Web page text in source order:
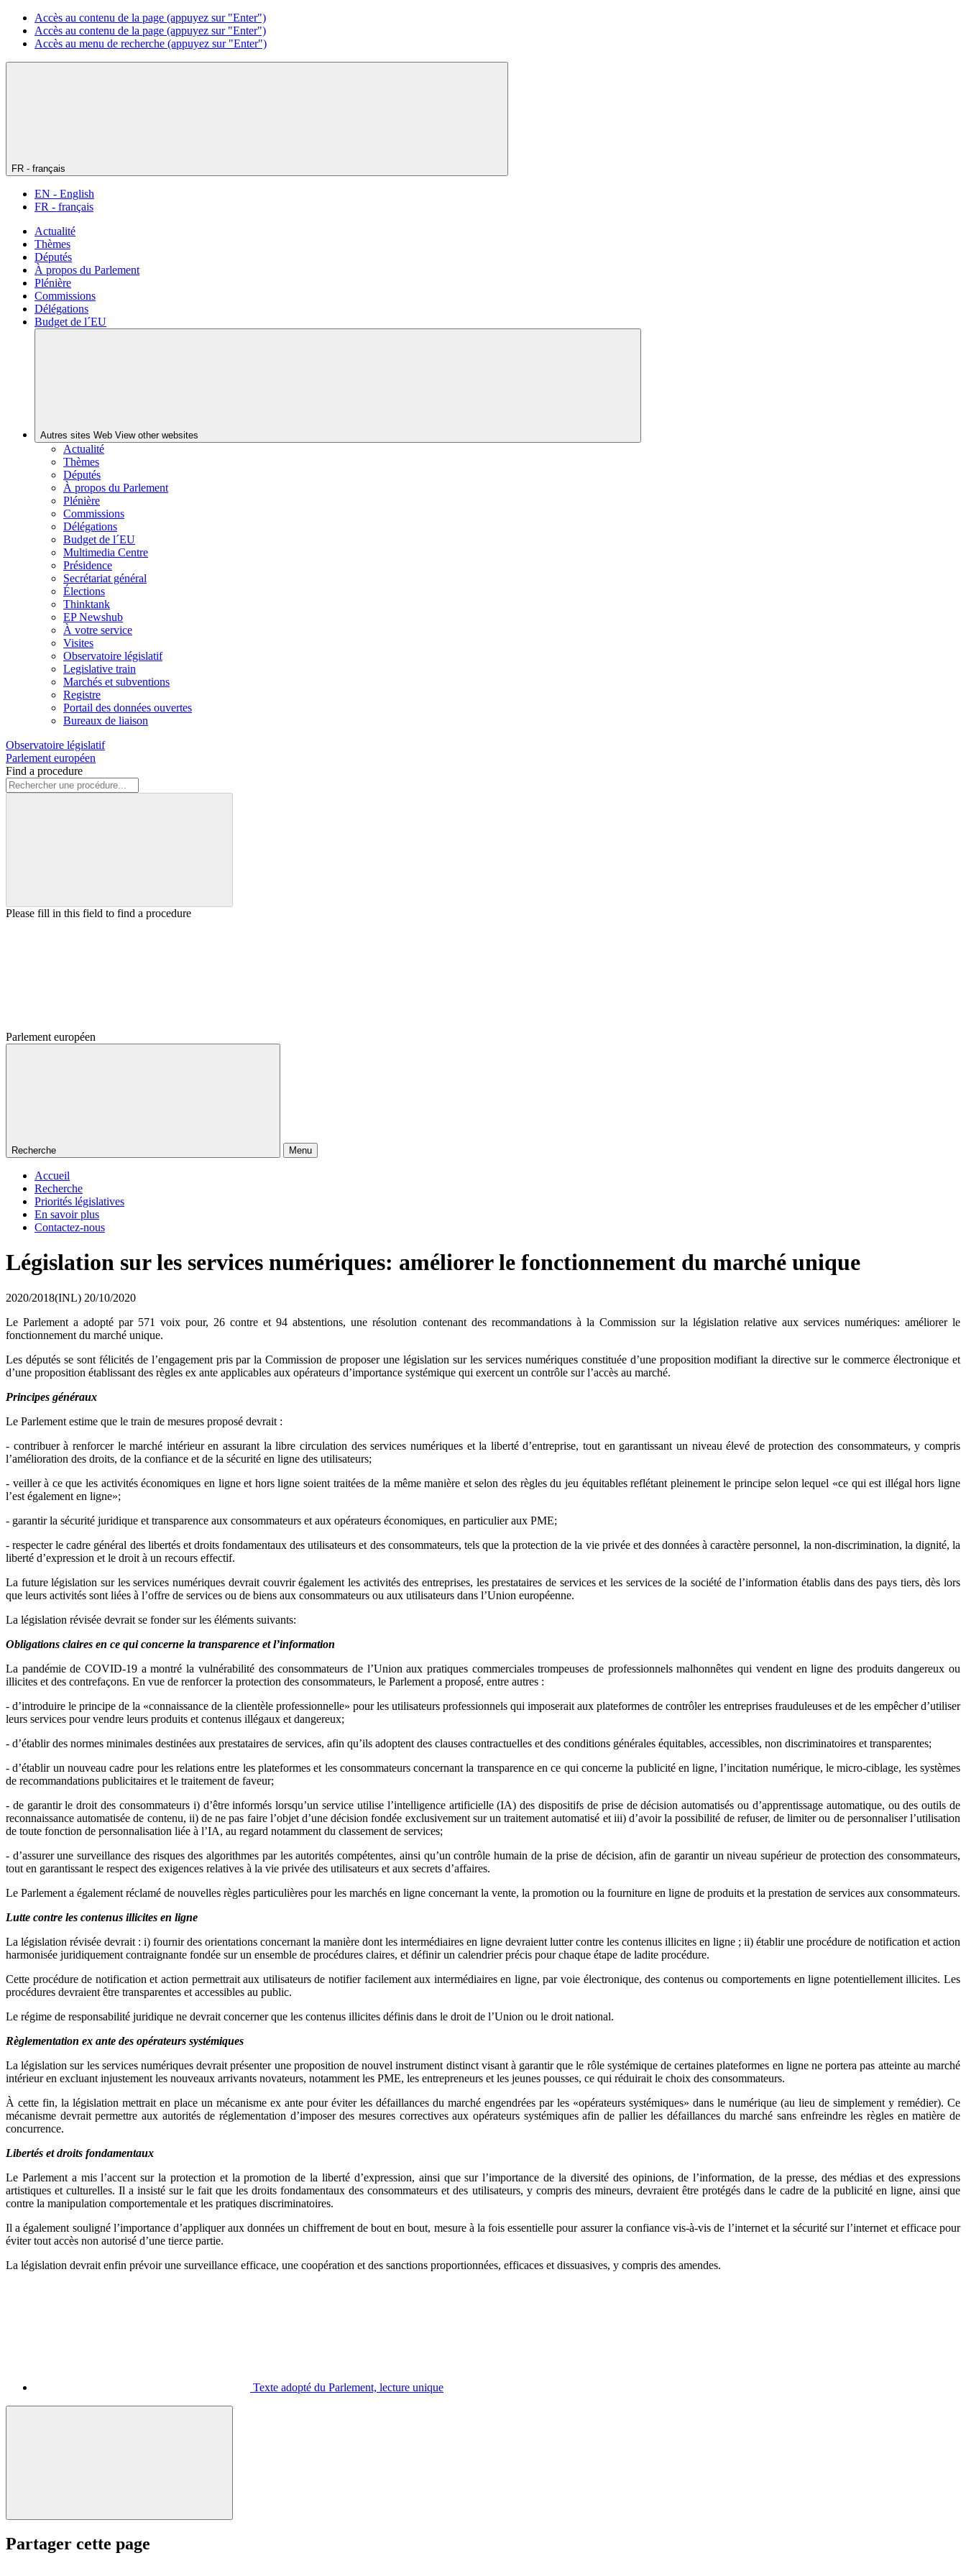
Accès au contenu de la page (appuyez sur "Enter")
Accès au contenu de la page (appuyez sur "Enter")
Accès au menu de recherche (appuyez sur "Enter")
FR - français
EN - English
FR - français
Actualité
Thèmes
Députés
À propos du Parlement
Plénière
Commissions
Délégations
Budget de l´EU
Autres sites Web View other websites
Actualité
Thèmes
Députés
À propos du Parlement
Plénière
Commissions
Délégations
Budget de l´EU
Multimedia Centre
Présidence
Secrétariat général
Élections
Thinktank
EP Newshub
À votre service
Visites
Observatoire législatif
Legislative train
Marchés et subventions
Registre
Portail des données ouvertes
Bureaux de liaison
Observatoire législatif
Parlement européen
Find a procedure
Please fill in this field to find a procedure
Parlement européen
Recherche Menu
Accueil
Recherche
Priorités législatives
En savoir plus
Contactez-nous
Législation sur les services numériques: améliorer le fonctionnement du marché unique
2020/2018(INL) 20/10/2020
Le Parlement a adopté par 571 voix pour, 26 contre et 94 abstentions, une résolution contenant des recommandations à la Commission sur la législation relative aux services numériques: améliorer le
fonctionnement du marché unique.
Les députés se sont félicités de l’engagement pris par la Commission de proposer une législation sur les services numériques constituée d’une proposition modifiant la directive sur le commerce électronique et
d’une proposition établissant des règles ex ante applicables aux opérateurs d’importance systémique qui exercent un contrôle sur l’accès au marché.
Principes généraux
Le Parlement estime que le train de mesures proposé devrait :
- contribuer à renforcer le marché intérieur en assurant la libre circulation des services numériques et la liberté d’entreprise, tout en garantissant un niveau élevé de protection des consommateurs, y compris
l’amélioration des droits, de la confiance et de la sécurité en ligne des utilisateurs;
- veiller à ce que les activités économiques en ligne et hors ligne soient traitées de la même manière et selon des règles du jeu équitables reflétant pleinement le principe selon lequel «ce qui est illégal hors ligne
l’est également en ligne»;
- garantir la sécurité juridique et transparence aux consommateurs et aux opérateurs économiques, en particulier aux PME;
- respecter le cadre général des libertés et droits fondamentaux des utilisateurs et des consommateurs, tels que la protection de la vie privée et des données à caractère personnel, la non-discrimination, la dignité, la
liberté d’expression et le droit à un recours effectif.
La future législation sur les services numériques devrait couvrir également les activités des entreprises, les prestataires de services et les services de la société de l’information établis dans des pays tiers, dès lors
que leurs activités sont liées à l’offre de services ou de biens aux consommateurs ou aux utilisateurs dans l’Union européenne.
La législation révisée devrait se fonder sur les éléments suivants:
Obligations claires en ce qui concerne la transparence et l’information
La pandémie de COVID-19 a montré la vulnérabilité des consommateurs de l’Union aux pratiques commerciales trompeuses de professionnels malhonnêtes qui vendent en ligne des produits dangereux ou
illicites et des contrefaçons. En vue de renforcer la protection des consommateurs, le Parlement a proposé, entre autres :
- d’introduire le principe de la «connaissance de la clientèle professionnelle» pour les utilisateurs professionnels qui imposerait aux plateformes de contrôler les entreprises frauduleuses et de les empêcher d’utiliser
leurs services pour vendre leurs produits et contenus illégaux et dangereux;
- d’établir des normes minimales destinées aux prestataires de services, afin qu’ils adoptent des clauses contractuelles et des conditions générales équitables, accessibles, non discriminatoires et transparentes;
- d’établir un nouveau cadre pour les relations entre les plateformes et les consommateurs concernant la transparence en ce qui concerne la publicité en ligne, l’incitation numérique, le micro-ciblage, les systèmes
de recommandations publicitaires et le traitement de faveur;
- de garantir le droit des consommateurs i) d’être informés lorsqu’un service utilise l’intelligence artificielle (IA) des dispositifs de prise de décision automatisés ou d’apprentissage automatique, ou des outils de
reconnaissance automatisée de contenu, ii) de ne pas faire l’objet d’une décision fondée exclusivement sur un traitement automatisé et iii) d’avoir la possibilité de refuser, de limiter ou de personnaliser l’utilisation
de toute fonction de personnalisation liée à l’IA, au regard notamment du classement de services;
- d’assurer une surveillance des risques des algorithmes par les autorités compétentes, ainsi qu’un contrôle humain de la prise de décision, afin de garantir un niveau supérieur de protection des consommateurs,
tout en garantissant le respect des exigences relatives à la vie privée des utilisateurs et aux secrets d’affaires.
Le Parlement a également réclamé de nouvelles règles particulières pour les marchés en ligne concernant la vente, la promotion ou la fourniture en ligne de produits et la prestation de services aux consommateurs.
Lutte contre les contenus illicites en ligne
La législation révisée devrait : i) fournir des orientations concernant la manière dont les intermédiaires en ligne devraient lutter contre les contenus illicites en ligne ; ii) établir une procédure de notification et action
harmonisée juridiquement contraignante fondée sur un ensemble de procédures claires, et définir un calendrier précis pour chaque étape de ladite procédure.
Cette procédure de notification et action permettrait aux utilisateurs de notifier facilement aux intermédiaires en ligne, par voie électronique, des contenus ou comportements en ligne potentiellement illicites. Les
procédures devraient être transparentes et accessibles au public.
Le régime de responsabilité juridique ne devrait concerner que les contenus illicites définis dans le droit de l’Union ou le droit national.
Règlementation ex ante des opérateurs systémiques
La législation sur les services numériques devrait présenter une proposition de nouvel instrument distinct visant à garantir que le rôle systémique de certaines plateformes en ligne ne portera pas atteinte au marché
intérieur en excluant injustement les nouveaux arrivants novateurs, notamment les PME, les entrepreneurs et les jeunes pousses, ce qui réduirait le choix des consommateurs.
À cette fin, la législation mettrait en place un mécanisme ex ante pour éviter les défaillances du marché engendrées par les «opérateurs systémiques» dans le numérique (au lieu de simplement y remédier). Ce
mécanisme devrait permettre aux autorités de réglementation d’imposer des mesures correctives aux opérateurs systémiques afin de pallier les défaillances du marché sans enfreindre les règles en matière de
concurrence.
Libertés et droits fondamentaux
Le Parlement a mis l’accent sur la protection et la promotion de la liberté d’expression, ainsi que sur l’importance de la diversité des opinions, de l’information, de la presse, des médias et des expressions
artistiques et culturelles. Il a insisté sur le fait que les droits fondamentaux des consommateurs et des utilisateurs, y compris des mineurs, devraient être protégés dans le cadre de la publicité en ligne, ainsi que
contre la manipulation comportementale et les pratiques discriminatoires.
Il a également souligné l’importance d’appliquer aux données un chiffrement de bout en bout, mesure à la fois essentielle pour assurer la confiance vis-à-vis de l’internet et la sécurité sur l’internet et efficace pour
éviter tout accès non autorisé d’une tierce partie.
La législation devrait enfin prévoir une surveillance efficace, une coopération et des sanctions proportionnées, efficaces et dissuasives, y compris des amendes.
Texte adopté du Parlement, lecture unique
Partager cette page